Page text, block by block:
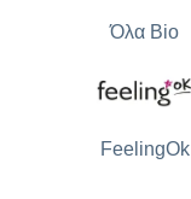
Όλα Bio
FeelingOk